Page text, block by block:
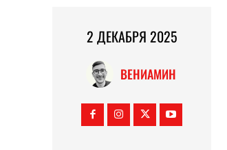
2 ДЕКАБРЯ 2025
ВЕНИАМИН